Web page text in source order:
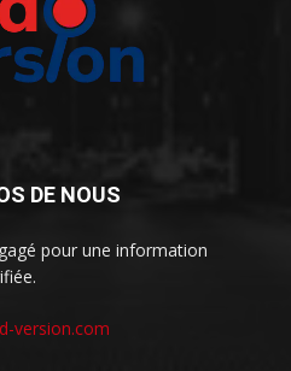
DE NOUS
pour une information
version.com